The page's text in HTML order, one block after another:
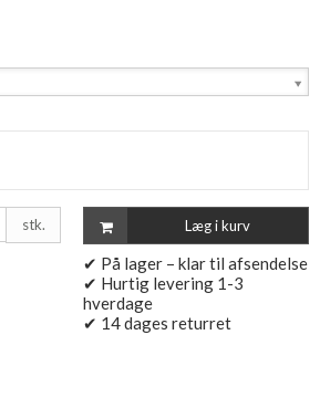
stk. Læg i kurv
✔ På lager – klar til afsendelse
✔ Hurtig levering 1-3
hverdage
✔ 14 dages returret